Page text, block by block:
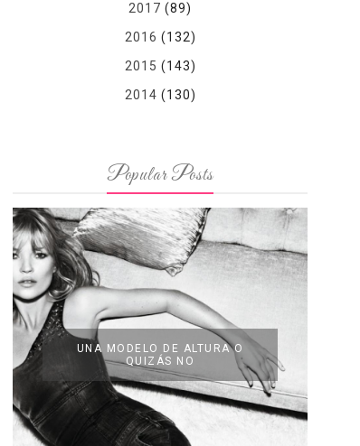
2017 (89)
2016 (132)
2015 (143)
2014 (130)
Popular Posts
UNA MODELO DE ALTURA O
QUIZÁS NO